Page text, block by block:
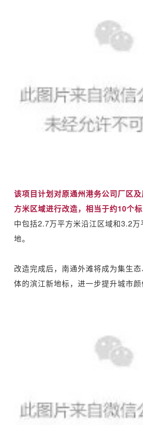
该项目计划对原通州港务公司厂区
方米区域进行改造，相当于约10个
中包括2.7万平方米沿江区域和3.2万
地。
改造完成后，南通外滩将成为集生
体的滨江新地标，进一步提升城市颜